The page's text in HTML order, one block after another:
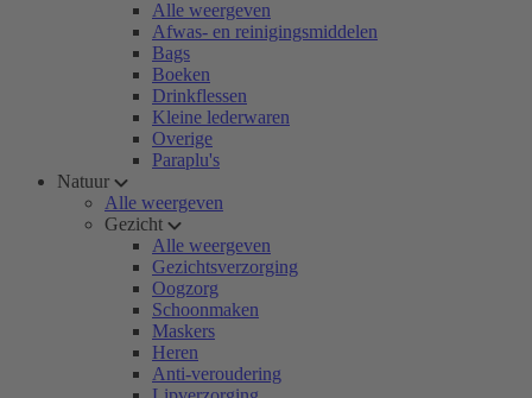
Alle weergeven
Afwas- en reinigingsmiddelen
Bags
Boeken
Drinkflessen
Kleine lederwaren
Overige
Paraplu's
Natuur
Alle weergeven
Gezicht
Alle weergeven
Gezichtsverzorging
Oogzorg
Schoonmaken
Maskers
Heren
Anti-veroudering